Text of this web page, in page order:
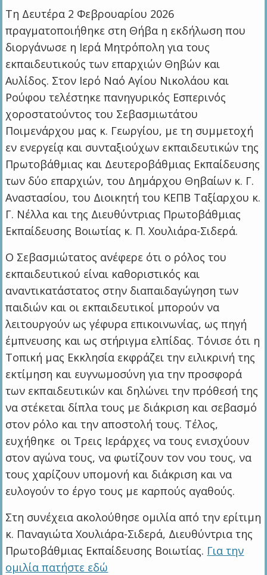
Τη Δευτέρα 2 Φεβρουαρίου 2026
πραγματοποιήθηκε στη Θήβα η εκδήλωση που
διοργάνωσε η Ιερά Μητρόπολη για τους
εκπαιδευτικούς των επαρχιών Θηβών και
Αυλίδος. Στον Ιερό Ναό Αγίου Νικολάου και
Ρούφου τελέστηκε πανηγυρικός Εσπερινός
χοροστατούντος του Σεβασμιωτάτου
Ποιμενάρχου μας κ. Γεωργίου, με τη συμμετοχή
εν ενεργείᾳ και συνταξιούχων εκπαιδευτικών της
Πρωτοβάθμιας και Δευτεροβάθμιας Εκπαίδευσης
των δύο επαρχιών, του Δημάρχου Θηβαίων κ. Γ.
Αναστασίου, του Διοικητή του ΚΕΠΒ Ταξίαρχου κ.
Γ. Νέλλα και της Διευθύντριας Πρωτοβάθμιας
Εκπαίδευσης Βοιωτίας κ. Π. Χουλιάρα-Σιδερά.
Ο Σεβασμιώτατος ανέφερε ότι ο ρόλος του
εκπαιδευτικού είναι καθοριστικός και
αναντικατάστατος στην διαπαιδαγώγηση των
παιδιών και οι εκπαιδευτικοί μπορούν να
λειτουργούν ως γέφυρα επικοινωνίας, ως πηγή
έμπνευσης και ως στήριγμα ελπίδας. Τόνισε ότι η
Τοπική μας Εκκλησία εκφράζει την ειλικρινή της
εκτίμηση και ευγνωμοσύνη για την προσφορά
των εκπαιδευτικών και δηλώνει την πρόθεσή της
να στέκεται δίπλα τους με διάκριση και σεβασμό
στον ρόλο και την αποστολή τους. Τέλος,
ευχήθηκε οι Τρεις Ιεράρχες να τους ενισχύουν
στον αγώνα τους, να φωτίζουν τον νου τους, να
τους χαρίζουν υπομονή και διάκριση και να
ευλογούν το έργο τους με καρπούς αγαθούς.
Στη συνέχεια ακολούθησε ομιλία από την ερίτιμη
κ. Παναγιώτα Χουλιάρα-Σιδερά, Διευθύντρια της
Πρωτοβάθμιας Εκπαίδευσης Βοιωτίας. Για την
ομιλία πατήστε εδώ